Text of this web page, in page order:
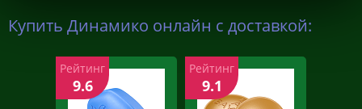
Купить Динамико онлайн с доставкой:
Рейтинг
9.6
Рейтинг
9.1